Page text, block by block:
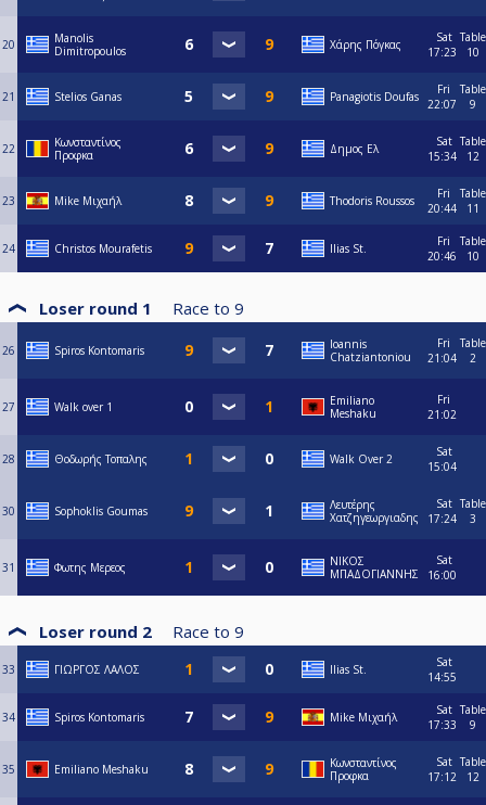
20
Manolis
Dimitropoulos
Χάρης Πόγκας
Sat
17:23
Table
10
21 Stelios Ganas Panagiotis Doufas
Fri
22:07
Table
9
22
Κωνσταντίνος
Προφκα
Δημος Ελ
Sat
15:34
Table
12
23 Mike Μιχαήλ Thodoris Roussos
Fri
20:44
Table
11
24 Christos Mourafetis Ilias St.
Fri
20:46
Table
10
Loser round 1 Race to 9
26 Spiros Kontomaris
Ioannis
Chatziantoniou
Fri
21:04
Table
2
27 Walk over 1
Emiliano
Meshaku
Fri
21:02
28 Θοδωρής Τοπαλης Walk Over 2
Sat
15:04
30 Sophoklis Goumas
Λευτέρης
Χατζηγεωργιαδης
Sat
17:24
Table
3
31 Φωτης Μερεος
ΝΙΚΟΣ
ΜΠΑΔΟΓΙΑΝΝΗΣ
Sat
16:00
Loser round 2 Race to 9
33 ΓΙΩΡΓΟΣ ΛΑΛΟΣ Ilias St.
Sat
14:55
34 Spiros Kontomaris Mike Μιχαήλ
Sat
17:33
Table
9
35 Emiliano Meshaku
Κωνσταντίνος
Προφκα
Sat
17:12
Table
12